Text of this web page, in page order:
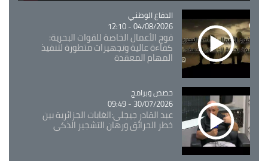
Catégorie
الدفاع الوطني
04/08/2026 - 12:10
فوج الأعمال الخاصة للقوات البحرية:
كفاءة عالية وتجهيزات متطورة لتنفيذ
المهام المعقدة
Catégorie
حصص وبرامج
30/07/2026 - 09:49
عبد القادر جيجلي:الغابات الجزائرية بين
خطر الحرائق ورهان التشجير الذكي